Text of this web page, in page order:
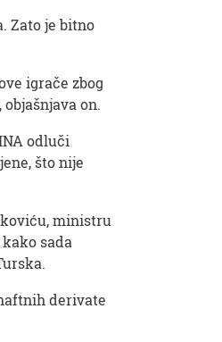
Zato je bitno
igrače zbog
on.
odluči
što nije
ministru
sada
derivate